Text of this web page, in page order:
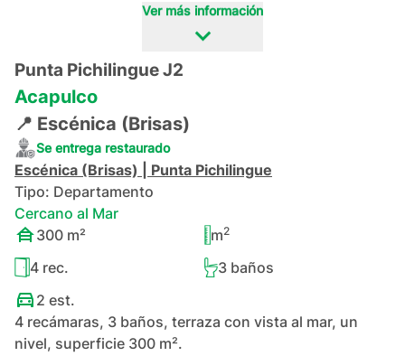
Ver más información
Punta Pichilingue J2
Acapulco
📍 Escénica (Brisas)
Se entrega restaurado
Escénica (Brisas)
Punta Pichilingue
Tipo: Departamento
Cercano al Mar
300 m² m2
4 rec. 3baños
2 est.
4 recámaras, 3 baños, terraza con vista al mar, un
nivel, superficie 300 m².